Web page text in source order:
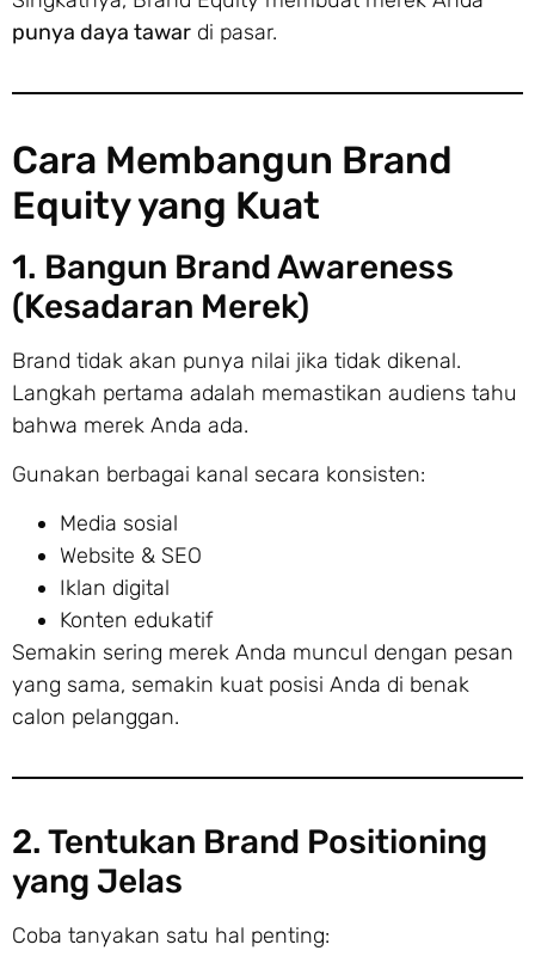
punya daya tawar di pasar.
Cara Membangun Brand
Equity yang Kuat
1. Bangun Brand Awareness
(Kesadaran Merek)
Brand tidak akan punya nilai jika tidak dikenal.
Langkah pertama adalah memastikan audiens tahu
bahwa merek Anda ada.
Gunakan berbagai kanal secara konsisten:
Media sosial
Website & SEO
Iklan digital
Konten edukatif
Semakin sering merek Anda muncul dengan pesan
yang sama, semakin kuat posisi Anda di benak
calon pelanggan.
2. Tentukan Brand Positioning
yang Jelas
Coba tanyakan satu hal penting: